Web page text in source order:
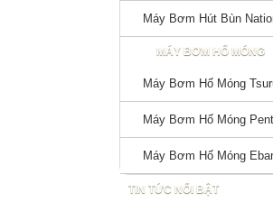
Máy Bơm Hút Bùn
MÁY BƠM HỐ MÓNG
Máy Bơm Hố Móng
Máy Bơm Hố Móng
Máy Bơm Hố Móng
TIN TỨC NỔI BẬT